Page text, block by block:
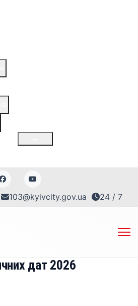
103@kyivcity.gov.ua 24 / 7
дат 2026